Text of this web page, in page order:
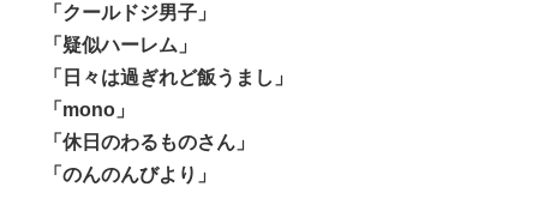
「クールドジ男子」
「疑似ハーレム」
「日々は過ぎれど飯うまし」
「mono」
「休日のわるものさん」
「のんのんびより」